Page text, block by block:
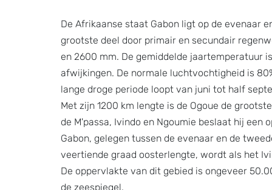
De Afrikaanse staat Gabon ligt op de evenaar
grootste deel door primair en secundair
en 2600 mm. De gemiddelde jaartemperatuur
afwijkingen. De normale luchtvochtigheid is
lange droge periode loopt van juni tot half
Met zijn 1200 km lengte is de Ogoue de
de M'passa, Ivindo en Ngoumie beslaat hij
Gabon, gelegen tussen de evenaar en de
veertiende graad oosterlengte, wordt als het
De oppervlakte van dit gebied is ongeveer
de zeespiegel.